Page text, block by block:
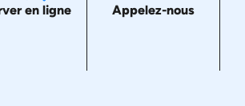
en ligne Appelez-nous